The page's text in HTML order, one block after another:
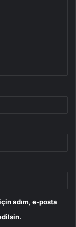
adım, e-posta